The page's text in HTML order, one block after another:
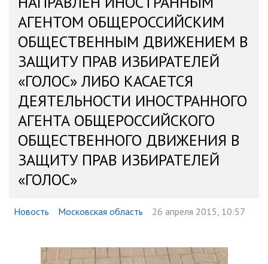
АГЕНТОМ ОБЩЕРОССИЙСКИМ
ОБЩЕСТВЕННЫМ ДВИЖЕНИЕМ В
ЗАЩИТУ ПРАВ ИЗБИРАТЕЛЕЙ
«ГОЛОС» ЛИБО КАСАЕТСЯ
ДЕЯТЕЛЬНОСТИ ИНОСТРАННОГО
АГЕНТА ОБЩЕРОССИЙСКОГО
ОБЩЕСТВЕННОГО ДВИЖЕНИЯ В
ЗАЩИТУ ПРАВ ИЗБИРАТЕЛЕЙ
«ГОЛОС»
Новость Московская область 26 апреля 2015, 10:57